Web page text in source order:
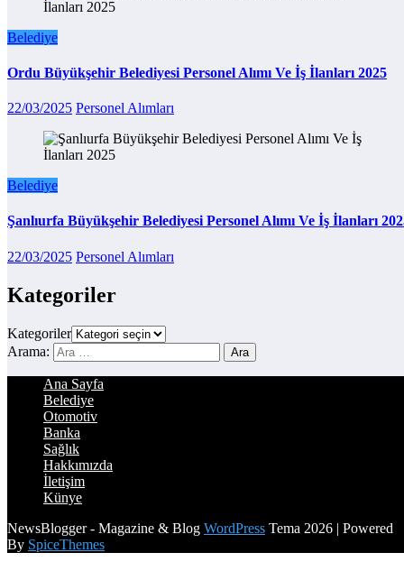
Belediye
Ordu Büyükşehir Belediyesi Personel Alımı Ve İş İlanları 2025
22/03/2025 Personel Alımları
Belediye
Şanlıurfa Büyükşehir Belediyesi Personel Alımı Ve İş İlanları
22/03/2025 Personel Alımları
Kategoriler
Kategoriler
Arama:
Ana Sayfa
Belediye
Otomotiv
Banka
Sağlık
Hakkımızda
İletişim
Künye
NewsBlogger - Magazine & Blog WordPress Tema 2026 | Powered
By SpiceThemes